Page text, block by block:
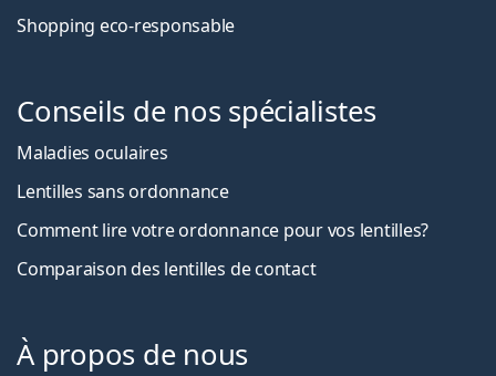
Shopping eco-responsable
Conseils de nos spécialistes
Maladies oculaires
Lentilles sans ordonnance
Comment lire votre ordonnance pour vos lentilles?
Comparaison des lentilles de contact
À propos de nous